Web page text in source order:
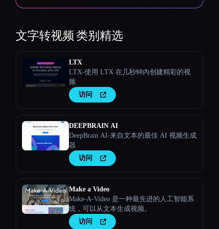
文字转视频类别精选
LTX
LTX-使用 LTX 在几秒钟内创建精彩的视
频
访问
DEEPBRAIN AI
DeepBrain AI-来自文本的最佳 AI 视频生成
器
访问
Make a Video
Make-A-Video 是一种最先进的人工智能系
统，可以从文本生成视频。
访问